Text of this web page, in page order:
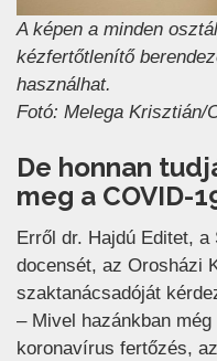
A képen a minden
kézfertőtlenítő
használhat.
Fotó: Melega Krisztián/
De honnan
meg a COVID-
Erről dr. Hajdú Editet, a
docensét, az Orosházi
szaktanácsadóját
– Mivel hazánkban
koronavírus fertőzés,